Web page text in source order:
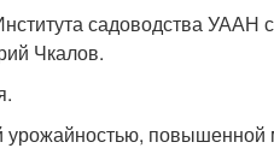
садоводства УААН
Чкалов.
повышенной